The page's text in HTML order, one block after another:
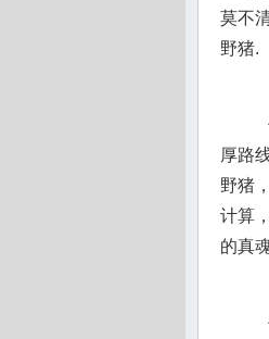
莫不
野猪.
厚路
野猪
计算
的真